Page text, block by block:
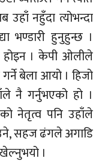
नहुँदा त्योभन्दा
भण्डारी हुनुहुन्छ ।
होइन । केपी ओलीले
बेला आयो । हिजो
नै गर्नुभएको हो ।
नेतृत्व पनि उहाँले
सहज ढंगले अगाडि
।